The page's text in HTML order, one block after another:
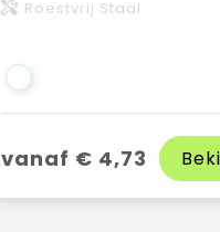
Roestvrij Staal
vanaf € 4,73